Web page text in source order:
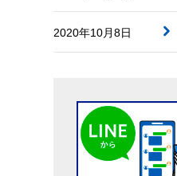
2020年10月8日